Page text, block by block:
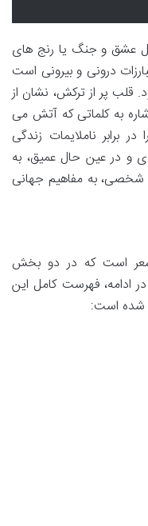
عشق و جنگ یا رنج های
درونی و بیرونی است
قلب پر از ترکش، نشان از
به کلماتی که آتش می
برابر ناملایمات زندگی
و در عین حال عمیق، به
شخصی، به مفاهیم جهانی
شامل ۵۵ عنوان شعر است که در دو بخش
ادامه، فهرست کامل این
شده است: